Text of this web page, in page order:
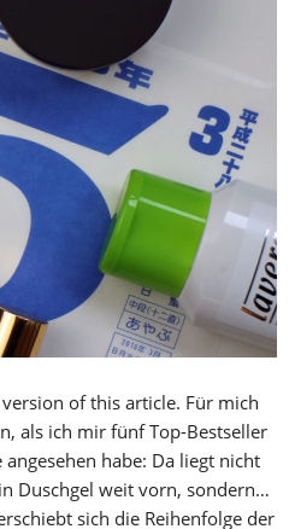
of this article. Für mich
als ich mir fünf Top-Bestseller
habe: Da liegt nicht
Duschgel weit vorn, sondern…
sich die Reihenfolge der